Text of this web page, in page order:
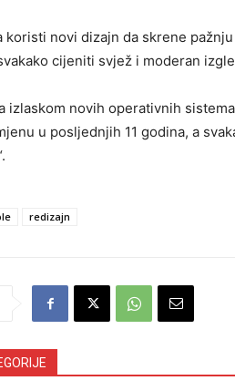
koristi novi dizajn da skrene
cijeniti svjež i moderan
izlaskom novih operativnih
u posljednjih 11 godina, a
redizajn